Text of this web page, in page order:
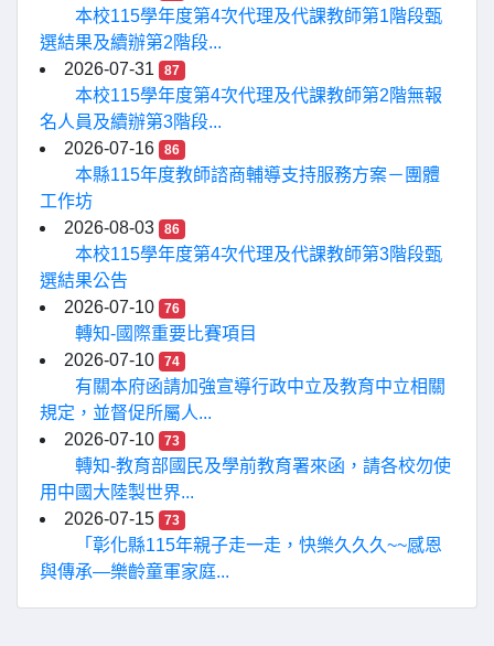
本校115學年度第4次代理及代課教師第1階段甄
選結果及續辦第2階段...
2026-07-31
87
本校115學年度第4次代理及代課教師第2階無報
名人員及續辦第3階段...
2026-07-16
86
本縣115年度教師諮商輔導支持服務方案－團體
工作坊
2026-08-03
86
本校115學年度第4次代理及代課教師第3階段甄
選結果公告
2026-07-10
76
轉知-國際重要比賽項目
2026-07-10
74
有關本府函請加強宣導行政中立及教育中立相關
規定，並督促所屬人...
2026-07-10
73
轉知-教育部國民及學前教育署來函，請各校勿使
用中國大陸製世界...
2026-07-15
73
「彰化縣115年親子走一走，快樂久久久~~感恩
與傳承—樂齡童軍家庭...